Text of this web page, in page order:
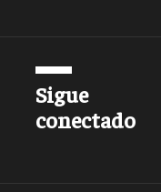
Sigue
conectado